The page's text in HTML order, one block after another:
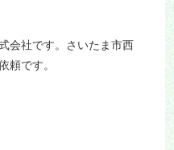
会社です。さいたま市西
頼です。